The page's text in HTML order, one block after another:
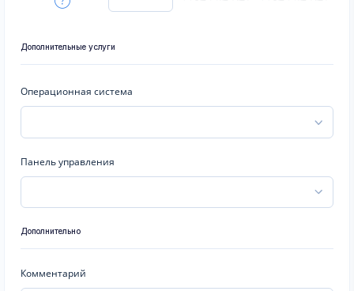
Дополнительные услуги
Операционная система
Панель управления
Дополнительно
Комментарий